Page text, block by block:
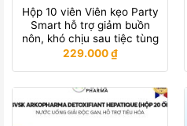
Hộp 10 viên Viên kẹo Party
Smart hỗ trợ giảm buồn
nôn, khó chịu sau tiệc tùng
229.000₫